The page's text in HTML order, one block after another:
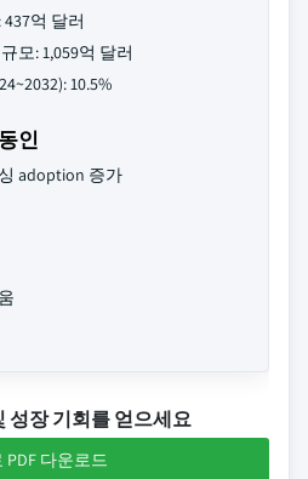
억 달러
모: 1,059억 달러
10.5%
인
adoption 증가
성장 기회를 얻으세요
PDF 다운로드